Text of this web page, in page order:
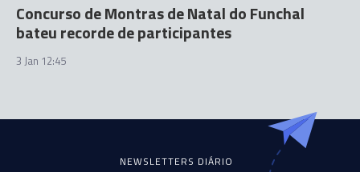
Concurso de Montras de Natal do Funchal
bateu recorde de participantes
3 Jan 12:45
NEWSLETTERS DIÁRIO